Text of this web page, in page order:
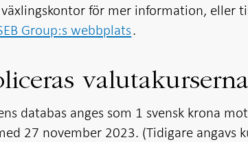
för mer information, eller
Group:s webbplats.
databas anges som 1 svensk krona
27 november 2023. (Tidigare angavs